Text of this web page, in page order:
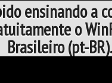
ensinando a
o
Brasileiro (pt-BR).